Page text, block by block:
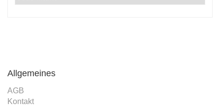
Allgemeines
AGB
Kontakt